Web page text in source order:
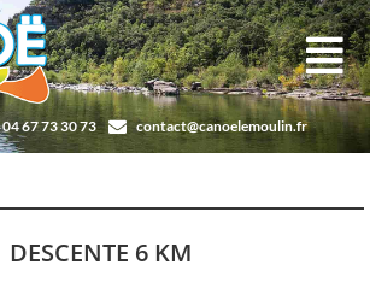
04 67 73 30 73 contact@canoelemoulin.fr
DESCENTE 6 KM